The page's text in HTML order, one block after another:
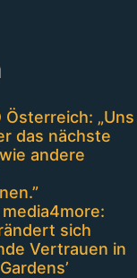
Österreich: „Uns
das nächste
andere
sich
Vertrauen in